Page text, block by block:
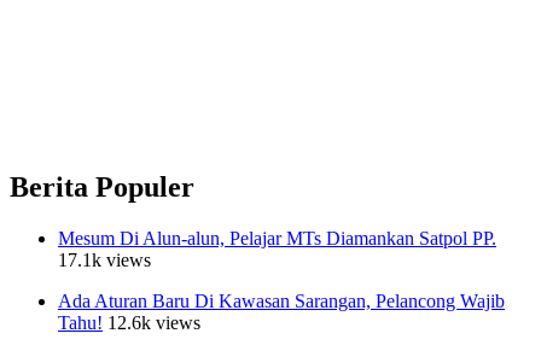
Berita Populer
Mesum Di Alun-alun, Pelajar MTs Diamankan Satpol PP.
17.1k views
Ada Aturan Baru Di Kawasan Sarangan, Pelancong Wajib
Tahu! 12.6k views